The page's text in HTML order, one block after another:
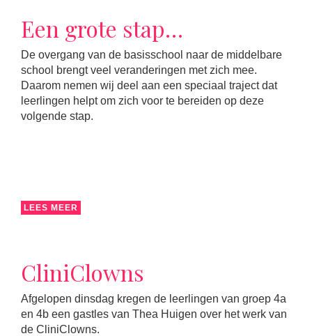
Een grote stap…
De overgang van de basisschool naar de middelbare
school brengt veel veranderingen met zich mee.
Daarom nemen wij deel aan een speciaal traject dat
leerlingen helpt om zich voor te bereiden op deze
volgende stap.
LEES MEER
CliniClowns
Afgelopen dinsdag kregen de leerlingen van groep 4a
en 4b een gastles van Thea Huigen over het werk van
de CliniClowns.